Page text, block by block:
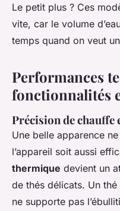
Le petit plus ? Ces
vite, car le volume
temps quand on veut
Performances
fonctionnalités
Précision de chauffe
Une belle apparence
l’appareil soit aussi
thermique devient un
de thés délicats. Un
ne supporte pas